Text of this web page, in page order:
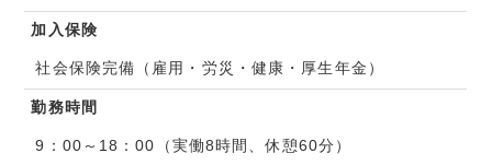
加入保険
社会保険完備（雇用・労災・健康・厚生年金）
勤務時間
9：00～18：00（実働8時間、休憩60分）